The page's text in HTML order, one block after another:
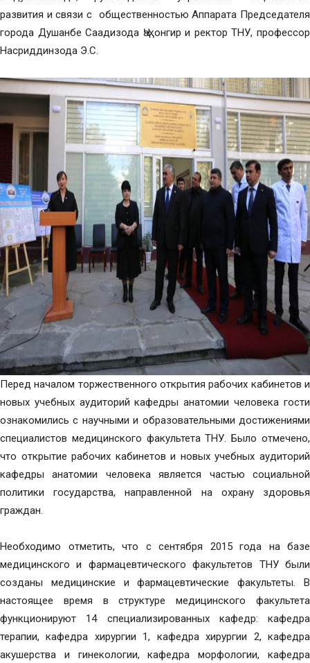
развития и связи с общественностью Аппарата Председателя
города Душанбе Саадизода Ҷаҳонгир и ректор ТНУ, профессор
Насриддинзода Э.С.
Перед началом торжественного открытия рабочих кабинетов и
новых учебных аудиторий кафедры анатомии человека гости
ознакомились с научными и образовательными достижениями
специалистов медицинского факультета ТНУ. Было отмечено,
что открытие рабочих кабинетов и новых учебных аудиторий
кафедры анатомии человека является частью социальной
политики государства, направленной на охрану здоровья
граждан.
Необходимо отметить, что с сентября 2015 года на базе
медицинского и фармацевтического факультетов ТНУ были
созданы медицинские и фармацевтические факультеты. В
настоящее время в структуре медицинского факультета
функционируют 14 специализированных кафедр: кафедра
терапии, кафедра хирургии 1, кафедра хирургии 2, кафедра
акушерства и гинекологии, кафедра морфологии, кафедра